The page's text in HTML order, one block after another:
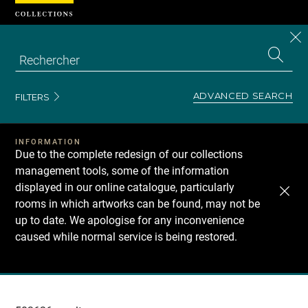
FILTERS ADVANCED SEARCH
INFORMATION
Due to the complete redesign of our collections
management tools, some of the information
displayed in our online catalogue, particularly
rooms in which artworks can be found, may not be
up to date. We apologise for any inconvenience
caused while normal service is being restored.
Recherche
Cookies management panel